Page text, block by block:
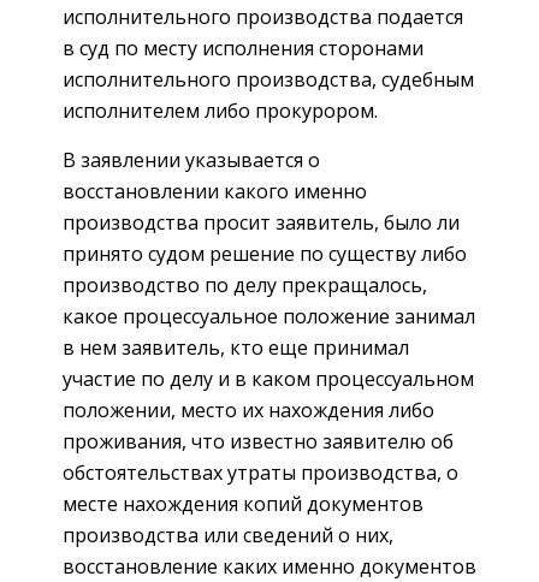
исполнительного производства подается
в суд по месту исполнения сторонами
исполнительного производства, судебным
исполнителем либо прокурором.
В заявлении указывается о
восстановлении какого именно
производства просит заявитель, было ли
принято судом решение по существу либо
производство по делу прекращалось,
какое процессуальное положение занимал
в нем заявитель, кто еще принимал
участие по делу и в каком процессуальном
положении, место их нахождения либо
проживания, что известно заявителю об
обстоятельствах утраты производства, о
месте нахождения копий документов
производства или сведений о них,
восстановление каких именно документов